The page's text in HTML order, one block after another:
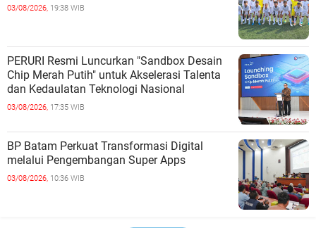
03/08/2026, 19:38 WIB
PERURI Resmi Luncurkan "Sandbox Desain
Chip Merah Putih" untuk Akselerasi Talenta
dan Kedaulatan Teknologi Nasional
03/08/2026, 17:35 WIB
BP Batam Perkuat Transformasi Digital
melalui Pengembangan Super Apps
03/08/2026, 10:36 WIB